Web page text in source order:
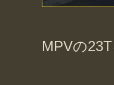
MPVの